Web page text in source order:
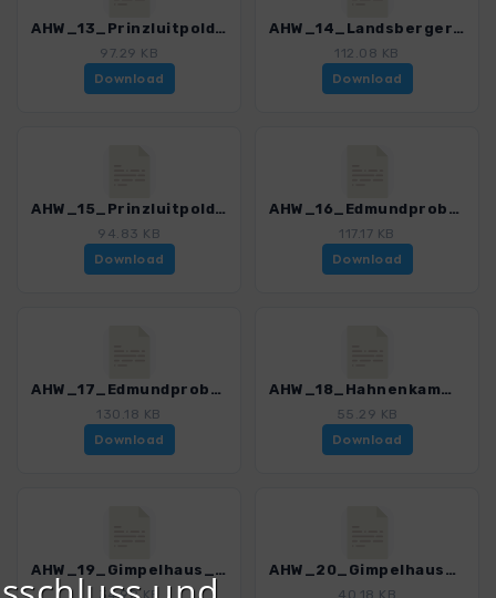
AHW_13_Prinzluitpoldhaus_Landsbergerhuette.gpx
97.29 KB
Download
AHW_14_Landsbergerhuette_Leilachspitze_Rauth.gpx
112.08 KB
Download
AHW_15_Prinzluitpoldhaus_Edmundprobsthaus.gpx
94.83 KB
Download
AHW_16_Edmundprobsthaus_Hindelangerklettersteig_Giebelhaus.gpx
117.17 KB
Download
AHW_17_Edmundprobsthaus_Daumen_Breitenberg_Hinterstein.gpx
130.18 KB
Download
AHW_18_Hahnenkamm_Gimpelhaus.gpx
55.29 KB
Download
AHW_19_Gimpelhaus_Naesselwaengler_Ottomayrhuette.gpx
34.98 KB
AHW_20_Gimpelhaus_Roteflueh_Ottomayrhuette.gpx
40.18 KB